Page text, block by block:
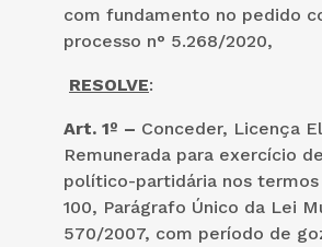
com fundamento no pedido
processo n° 5.268/2020,
RESOLVE:
Art. 1º – Conceder, Licença
Remunerada para exercício
político-partidária nos
100, Parágrafo Único da Lei
570/2007, com período de